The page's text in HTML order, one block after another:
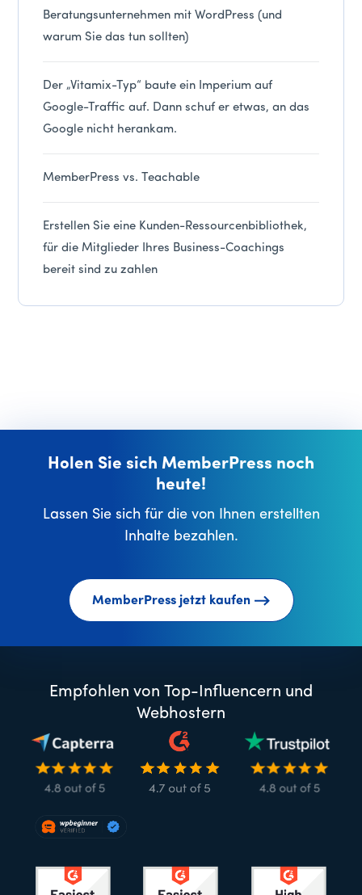
Beratungsunternehmen mit WordPress (und
warum Sie das tun sollten)
Der „Vitamix-Typ“ baute ein Imperium auf
Google-Traffic auf. Dann schuf er etwas, an das
Google nicht herankam.
MemberPress vs. Teachable
Erstellen Sie eine Kunden-Ressourcenbibliothek,
für die Mitglieder Ihres Business-Coachings
bereit sind zu zahlen
Holen Sie sich MemberPress noch
heute!
Lassen Sie sich für die von Ihnen erstellten
Inhalte bezahlen.
MemberPress jetzt kaufen
Empfohlen von Top-Influencern und
Webhostern